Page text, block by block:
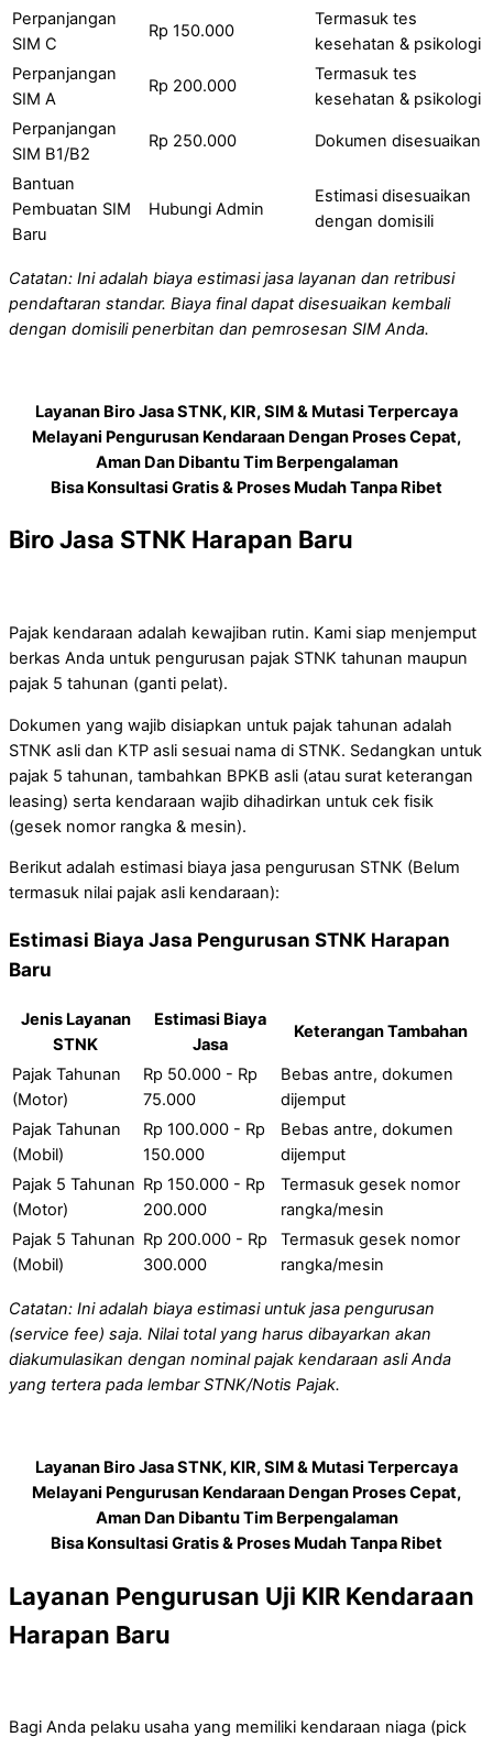
Perpanjangan
SIM C
Rp 150.000
Termasuk tes
kesehatan & psikologi
Perpanjangan
SIM A
Rp 200.000
Termasuk tes
kesehatan & psikologi
Perpanjangan
SIM B1/B2
Rp 250.000 Dokumen disesuaikan
Bantuan
Pembuatan SIM
Baru
Hubungi Admin
Estimasi disesuaikan
dengan domisili
Catatan: Ini adalah biaya estimasi jasa layanan dan retribusi
pendaftaran standar. Biaya final dapat disesuaikan kembali
dengan domisili penerbitan dan pemrosesan SIM Anda.
Layanan Biro Jasa STNK, KIR, SIM & Mutasi Terpercaya
Melayani Pengurusan Kendaraan Dengan Proses Cepat,
Aman Dan Dibantu Tim Berpengalaman
Bisa Konsultasi Gratis & Proses Mudah Tanpa Ribet
Biro Jasa STNK Harapan Baru
Pajak kendaraan adalah kewajiban rutin. Kami siap menjemput
berkas Anda untuk pengurusan pajak STNK tahunan maupun
pajak 5 tahunan (ganti pelat).
Dokumen yang wajib disiapkan untuk pajak tahunan adalah
STNK asli dan KTP asli sesuai nama di STNK. Sedangkan untuk
pajak 5 tahunan, tambahkan BPKB asli (atau surat keterangan
leasing) serta kendaraan wajib dihadirkan untuk cek fisik
(gesek nomor rangka & mesin).
Berikut adalah estimasi biaya jasa pengurusan STNK (Belum
termasuk nilai pajak asli kendaraan):
Estimasi Biaya Jasa Pengurusan STNK Harapan
Baru
Jenis Layanan
STNK
Estimasi Biaya
Jasa
Keterangan Tambahan
Pajak Tahunan
(Motor)
Rp 50.000 - Rp
75.000
Bebas antre, dokumen
dijemput
Pajak Tahunan
(Mobil)
Rp 100.000 - Rp
150.000
Bebas antre, dokumen
dijemput
Pajak 5 Tahunan
(Motor)
Rp 150.000 - Rp
200.000
Termasuk gesek nomor
rangka/mesin
Pajak 5 Tahunan
(Mobil)
Rp 200.000 - Rp
300.000
Termasuk gesek nomor
rangka/mesin
Catatan: Ini adalah biaya estimasi untuk jasa pengurusan
(service fee) saja. Nilai total yang harus dibayarkan akan
diakumulasikan dengan nominal pajak kendaraan asli Anda
yang tertera pada lembar STNK/Notis Pajak.
Layanan Biro Jasa STNK, KIR, SIM & Mutasi Terpercaya
Melayani Pengurusan Kendaraan Dengan Proses Cepat,
Aman Dan Dibantu Tim Berpengalaman
Bisa Konsultasi Gratis & Proses Mudah Tanpa Ribet
Layanan Pengurusan Uji KIR Kendaraan
Harapan Baru
Bagi Anda pelaku usaha yang memiliki kendaraan niaga (pick